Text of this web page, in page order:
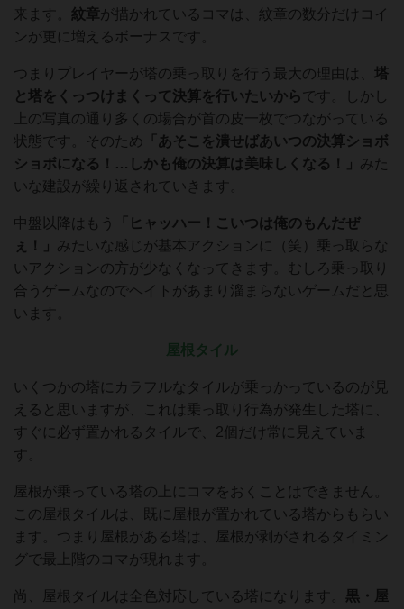
来ます。 紋章 が描かれているコマは、紋章の数分だけコイ
ンが更に増えるボーナスです。
つまりプレイヤーが塔の乗っ取りを行う最大の理由は、 塔
と塔をくっつけまくって決算を行いたいからです。しかし
上の写真の通り多くの場合が首の皮一枚でつながっている
状態です。そのため 「あそこを潰せばあいつの決算ショボ
ショボになる！…しかも俺の決算は美味しくなる！」 みた
いな建設が繰り返されていきます。
中盤以降はもう
「ヒャッハー！こいつは俺のもんだぜ
ぇ！」 みたいな感じが基本アクションに（笑）乗っ取らな
いアクションの方が少なくなってきます。むしろ乗っ取り
合うゲームなのでヘイトがあまり溜まらないゲームだと思
います。
屋根タイル
いくつかの塔にカラフルなタイルが乗っかっているのが見
えると思いますが、これは乗っ取り行為が発生した塔に、
すぐに必ず置かれるタイルで、2個だけ常に見えていま
す。
屋根が乗っている塔の上にコマをおくことはできません。
この屋根タイルは、既に屋根が置かれている塔からもらい
ます。つまり屋根がある塔は、屋根が剥がされるタイミン
グで最上階のコマが現れます。
尚、屋根タイルは全色対応している塔になります。 黒・屋